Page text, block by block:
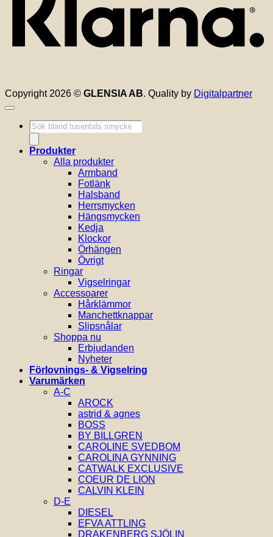
Copyright 2026 © GLENSIA AB. Quality by Digitalpartner
Produktsökning
Produkter
Alla produkter
Armband
Fotlänk
Halsband
Herrsmycken
Hängsmycken
Kedja
Klockor
Örhängen
Övrigt
Ringar
Vigselringar
Accessoarer
Hårklämmor
Manchettknappar
Slipsnålar
Shoppa nu
Erbjudanden
Nyheter
Förlovnings- & Vigselring
Varumärken
A-C
AROCK
astrid & agnes
BOSS
BY BILLGREN
CAROLINE SVEDBOM
CAROLINA GYNNING
CATWALK EXCLUSIVE
COEUR DE LION
CALVIN KLEIN
D-E
DIESEL
EFVA ATTLING
DRAKENBERG SJÖLIN